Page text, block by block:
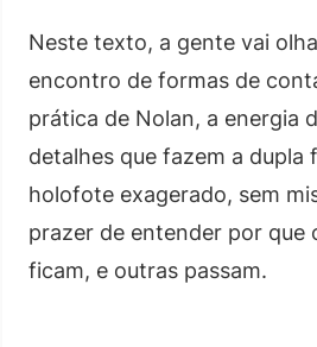
Neste texto, a gente vai
encontro de formas de
prática de Nolan, a energia
detalhes que fazem a dupla
holofote exagerado, sem
prazer de entender por que
ficam, e outras passam.